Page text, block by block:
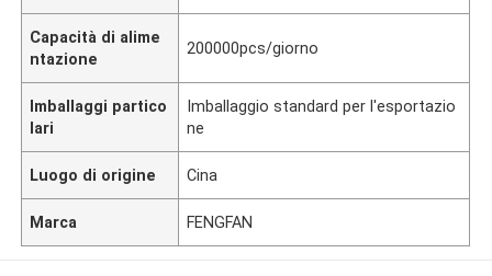
Capacità di alime
ntazione
200000pcs/giorno
Imballaggi partico
lari
Imballaggio standard per l'esportazio
ne
Luogo di origine Cina
Marca FENGFAN